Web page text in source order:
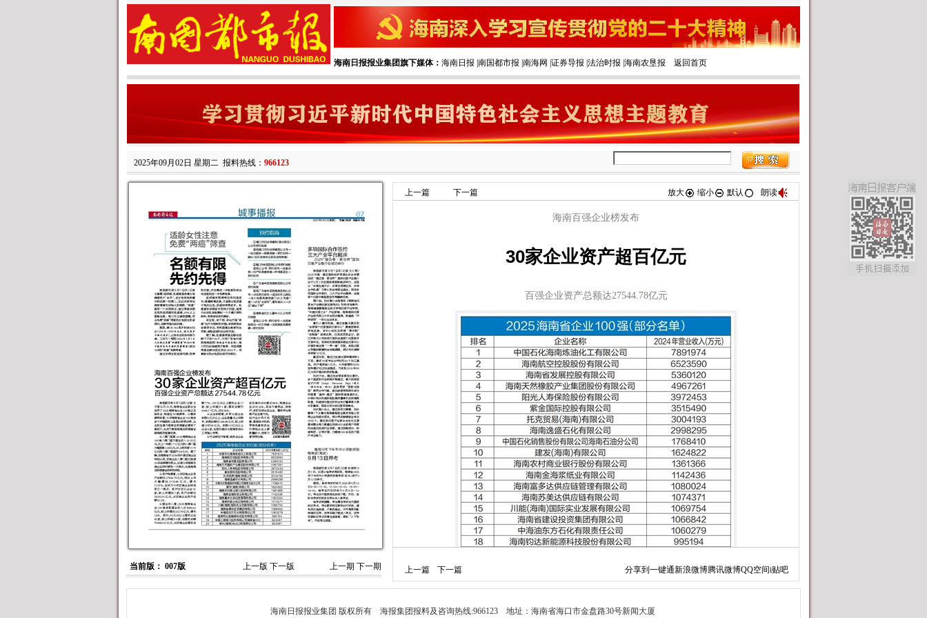
海南日报报业集团旗下媒体： 海南日报 南国都市报 南海网 证券导报 法治时报 海南农垦报 返回首页
2025年09月02日 星期二 报料热线： 966123
当前版： 007版 上一版 下一版 上一期 下一期
上一篇 下一篇 放大 缩小 默认 朗读
海南百强企业榜发布
30家企业资产超百亿元
百强企业资产总额达27544.78亿元
上一篇 下一篇 分享到 一键通新浪微博腾讯微博QQ空间i贴吧